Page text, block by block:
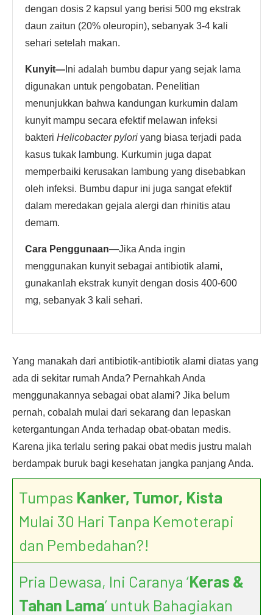
dengan dosis 2 kapsul yang berisi 500 mg ekstrak
daun zaitun (20% oleuropin), sebanyak 3-4 kali
sehari setelah makan.
Kunyit— Ini adalah bumbu dapur yang sejak lama
digunakan untuk pengobatan. Penelitian
menunjukkan bahwa kandungan kurkumin dalam
kunyit mampu secara efektif melawan infeksi
bakteri Helicobacter pylori yang biasa terjadi pada
kasus tukak lambung. Kurkumin juga dapat
memperbaiki kerusakan lambung yang disebabkan
oleh infeksi. Bumbu dapur ini juga sangat efektif
dalam meredakan gejala alergi dan rhinitis atau
demam.
Cara Penggunaan—Jika Anda ingin
menggunakan kunyit sebagai antibiotik alami,
gunakanlah ekstrak kunyit dengan dosis 400-600
mg, sebanyak 3 kali sehari.
Yang manakah dari antibiotik-antibiotik alami diatas yang
ada di sekitar rumah Anda? Pernahkah Anda
menggunakannya sebagai obat alami? Jika belum
pernah, cobalah mulai dari sekarang dan lepaskan
ketergantungan Anda terhadap obat-obatan medis.
Karena jika terlalu sering pakai obat medis justru malah
berdampak buruk bagi kesehatan jangka panjang Anda.
Tumpas Kanker, Tumor, Kista
Mulai 30 Hari Tanpa Kemoterapi
dan Pembedahan?!
Pria Dewasa, Ini Caranya ‘Keras &
Tahan Lama’ untuk Bahagiakan